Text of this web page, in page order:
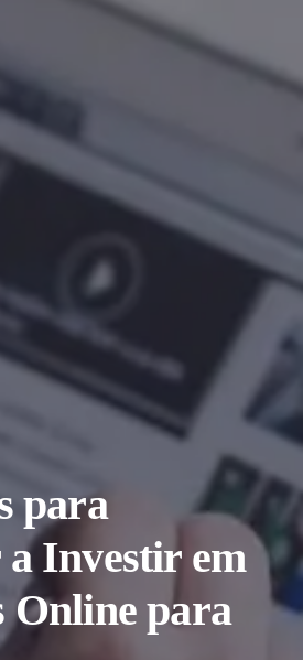
para
a Investir em
Online para